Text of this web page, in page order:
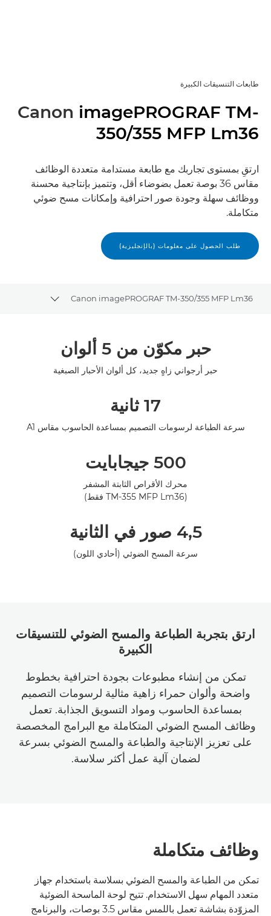
طابعات التنسيقات الكبيرة
Canon imagePROGRAF TM-
350/355 MFP Lm36
ارتقِ بمستوى تجاربك مع طابعة مستدامة متعددة الوظائف
مقاس 36 بوصة تعمل بضوضاء أقل، وتتميز بإنتاجية محسنة
ووظائف سهلة وجودة صور احترافية وإمكانات مسح ضوئي
متكاملة.
طلب الحصول على معلومات (بالإنجليزية)
Canon imagePROGRAF TM-350/355 MFP Lm36
حبر مكوّن من 5 ألوان
حبر أرجواني زاهٍ جديد، كل ألوان الأحبار الصبغية
17 ثانية
سرعة الطباعة لرسومات التصميم بمساعدة الحاسوب مقاس A1
500 جيجابايت
محرك الأقراص الثابتة المشفر
(TM-355 MFP Lm36 فقط)
4,5 صور في الثانية
سرعة المسح الضوئي (أحادي اللون)
ارتق بتجربة الطباعة والمسح الضوئي للتنسيقات
الكبيرة
تمكن من إنشاء مطبوعات بجودة احترافية بخطوط
واضحة وألوان حمراء زاهية مثالية لرسومات التصميم
بمساعدة الحاسوب ومواد التسويق الجذابة. تعمل
وظائف المسح الضوئي المتكاملة مع البرامج المخصصة
على تعزيز الإنتاجية والطباعة والمسح الضوئي بسرعة
لضمان آلية عمل أكثر سلاسة.
وظائف متكاملة
تمكن من الطباعة والمسح الضوئي بسلاسة باستخدام جهاز
متعدد المهام سهل الاستخدام. تتيح لوحة الماسحة الضوئية
المزوّدة بشاشة تعمل باللمس مقاس 3.5 بوصات، والبرنامج